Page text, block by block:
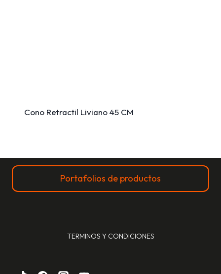
Cono Retractil Liviano 45 CM
Portafolios de productos
TERMINOS Y CONDICIONES